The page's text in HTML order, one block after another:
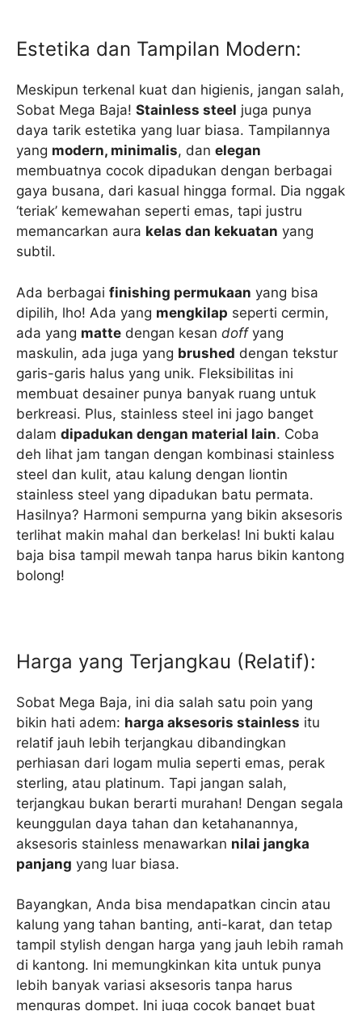
Estetika dan Tampilan Modern:
Meskipun terkenal kuat dan higienis, jangan salah,
Sobat Mega Baja! Stainless steel juga punya
daya tarik estetika yang luar biasa. Tampilannya
yang modern, minimalis, dan elegan
membuatnya cocok dipadukan dengan berbagai
gaya busana, dari kasual hingga formal. Dia nggak
‘teriak’ kemewahan seperti emas, tapi justru
memancarkan aura kelas dan kekuatan yang
subtil.
Ada berbagai finishing permukaan yang bisa
dipilih, lho! Ada yang mengkilap seperti cermin,
ada yang matte dengan kesan doffyang
maskulin, ada juga yang brushed dengan tekstur
garis-garis halus yang unik. Fleksibilitas ini
membuat desainer punya banyak ruang untuk
berkreasi. Plus, stainless steel ini jago banget
dalam dipadukan dengan material lain. Coba
deh lihat jam tangan dengan kombinasi stainless
steel dan kulit, atau kalung dengan liontin
stainless steel yang dipadukan batu permata.
Hasilnya? Harmoni sempurna yang bikin aksesoris
terlihat makin mahal dan berkelas! Ini bukti kalau
baja bisa tampil mewah tanpa harus bikin kantong
bolong!
Harga yang Terjangkau (Relatif):
Sobat Mega Baja, ini dia salah satu poin yang
bikin hati adem: harga aksesoris stainless itu
relatif jauh lebih terjangkau dibandingkan
perhiasan dari logam mulia seperti emas, perak
sterling, atau platinum. Tapi jangan salah,
terjangkau bukan berarti murahan! Dengan segala
keunggulan daya tahan dan ketahanannya,
aksesoris stainless menawarkan nilai jangka
panjang yang luar biasa.
Bayangkan, Anda bisa mendapatkan cincin atau
kalung yang tahan banting, anti-karat, dan tetap
tampil stylish dengan harga yang jauh lebih ramah
di kantong. Ini memungkinkan kita untuk punya
lebih banyak variasi aksesoris tanpa harus
menguras dompet. Ini juga cocok banget buat